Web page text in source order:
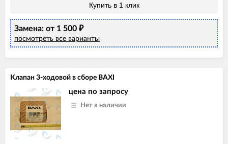
BAXI LUNA-3 310 Fi (CSE)
BAXI LUNA-3 COMFORT 240 Fi (CSE)
BAXI LUNA-3 COMFORT 240 Fi (CSZ)
BAXI LUNA-3 COMFORT 240 i (CSE)
BAXI LUNA-3 COMFORT 240 i (CSZ)
Купить в 1 клик
Замена: от 1 500 ₽
посмотреть все варианты
Клапан 3-ходовой в сборе BAXI
цена по запросу
Нет в наличии